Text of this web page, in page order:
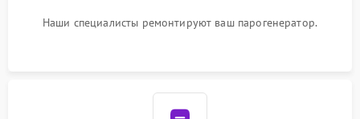
Наши специалисты ремонтируют ваш парогенератор.